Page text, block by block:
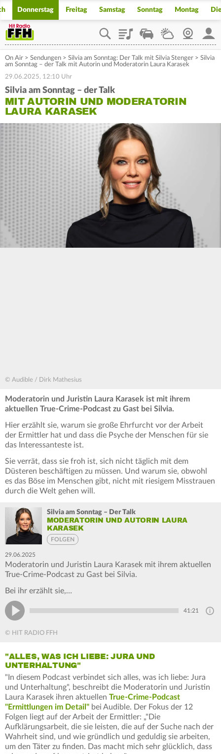
Donnerstag Freitag Samstag Sonntag Montag
PlaylistStaupilotWetterWebcam
On Air > Sendungen > Silvia am Sonntag: Der Talk mit Silvia Stenger > Silvia
am Sonntag – der Talk mit Autorin und Moderatorin Laura Karasek
29.06.2025, 12:10 Uhr
Silvia am Sonntag – der Talk
MIT AUTORIN UND MODERATORIN
LAURA KARASEK
© Audible / Dirk Mathesius
Moderatorin und Juristin Laura Karasek ist mit ihrem
aktuellen True-Crime-Podcast zu Gast bei Silvia.
Hier erzählt sie, warum sie große Ehrfurcht vor der Arbeit
der Ermittler hat und dass die Psyche der Menschen für sie
das Interessanteste ist.
Sie verrät, dass sie froh ist, sich nicht täglich mit dem
Düsteren beschäftigen zu müssen. Und warum sie, obwohl
es das Böse im Menschen gibt, nicht mit riesigem Misstrauen
durch die Welt gehen will.
Silvia am Sonntag – Der Talk
MODERATORIN UND AUTORIN LAURA
KARASEK
FOLGEN
29.06.2025
Moderatorin und Juristin Laura Karasek mit ihrem aktuellen
True-Crime-Podcast zu Gast bei Silvia.
Bei ihr erzählt sie,…
41:21
© HIT RADIO FFH
"ALLES, WAS ICH LIEBE: JURA UND
UNTERHALTUNG"
"In diesem Podcast verbindet sich alles, was ich liebe: Jura
und Unterhaltung", beschreibt die Moderatorin und Juristin
Laura Karasek ihren aktuellen True-Crime-Podcast
"Ermittlungen im Detail" bei Audible. Der Fokus der 12
Folgen liegt auf der Arbeit der Ermittler: „"Die
Aufklärungsarbeit, die sie leisten, die auf der Suche nach der
Wahrheit sind, und wie gründlich und geduldig sie arbeiten,
um den Täter zu finden. Das macht mich sehr glücklich, dass